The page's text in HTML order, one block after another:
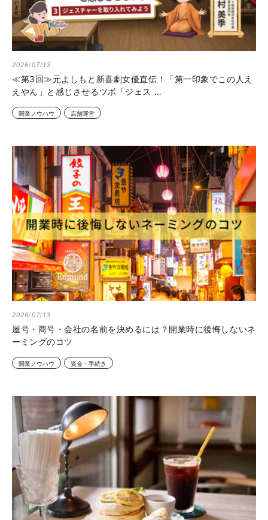
2026/07/13
≪第3回≫元よしもと新喜劇女優直伝！「第一印象でこの人え
えやん」と感じさせるツボ「ジェス …
開業ノウハウ 店舗運営
2026/07/13
屋号・商号・会社の名前を決めるには？開業時に後悔しないネ
ーミングのコツ
開業ノウハウ 資金・手続き